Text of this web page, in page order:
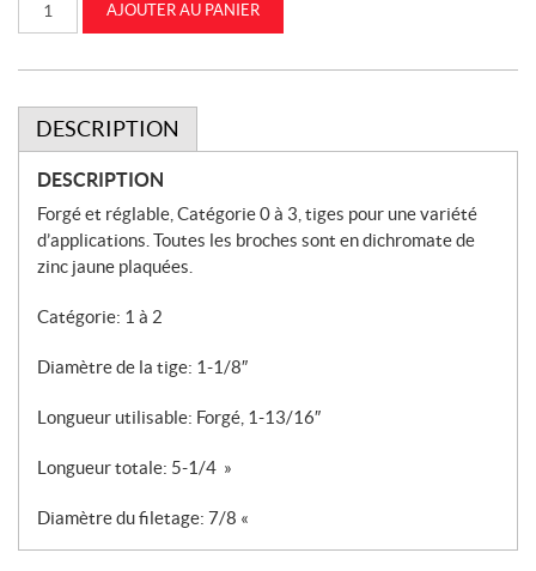
Goupille
traction
1
CASEIH
(87299282)
AJOUTER AU PANIER
DESCRIPTION
DESCRIPTION
Forgé et réglable, Catégorie 0 à 3, tiges pour une variété
d’applications. Toutes les broches sont en dichromate de
zinc jaune plaquées.
Catégorie: 1 à 2
Diamètre de la tige: 1-1/8″
Longueur utilisable: Forgé, 1-13/16″
Longueur totale: 5-1/4 »
Diamètre du filetage: 7/8 «